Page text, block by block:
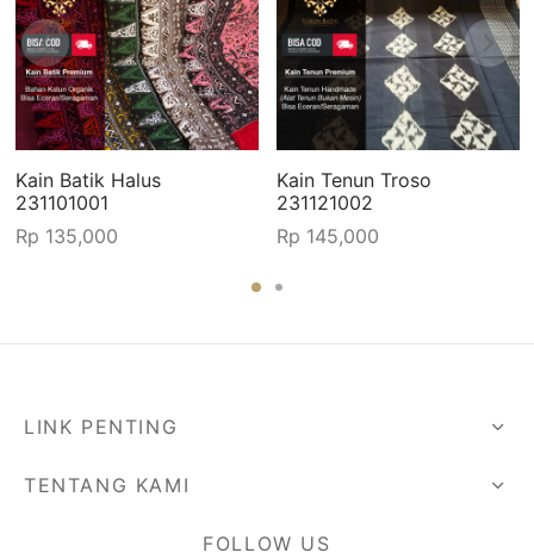
Kain Batik Halus
231101001
Rp 135,000
Kain Tenun Troso
231121002
Rp 145,000
LINK PENTING
TENTANG KAMI
FOLLOW US